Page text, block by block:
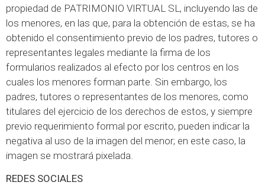
propiedad de PATRIMONIO VIRTUAL SL, incluyendo las de
los menores, en las que, para la obtención de estas, se ha
obtenido el consentimiento previo de los padres, tutores o
representantes legales mediante la firma de los
formularios realizados al efecto por los centros en los
cuales los menores forman parte. Sin embargo, los
padres, tutores o representantes de los menores, como
titulares del ejercicio de los derechos de estos, y siempre
previo requerimiento formal por escrito, pueden indicar la
negativa al uso de la imagen del menor; en este caso, la
imagen se mostrará pixelada.
REDES SOCIALES